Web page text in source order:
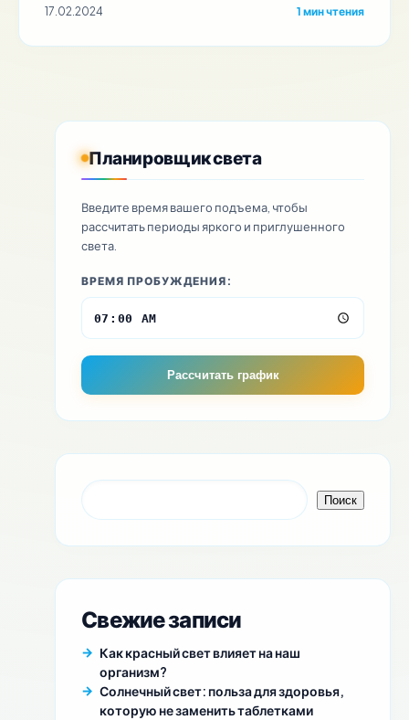
17.02.2024 1 мин чтения
Планировщик света
Введите время вашего подъема, чтобы
рассчитать периоды яркого и приглушенного
света.
ВРЕМЯ ПРОБУЖДЕНИЯ:
Рассчитать график
Поиск
Свежие записи
Как красный свет влияет на наш
организм?
Солнечный свет: польза для здоровья,
которую не заменить таблетками